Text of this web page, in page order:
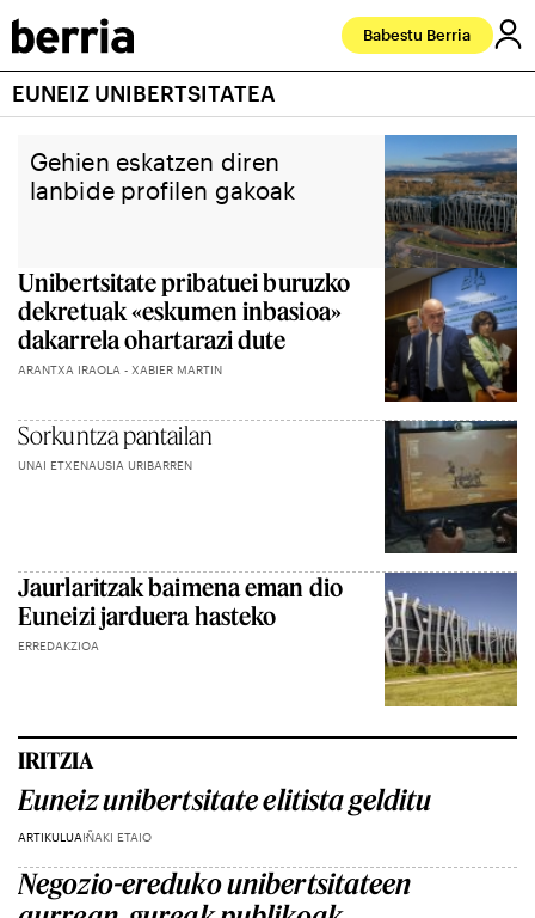
Babestu Berria
EUNEIZ UNIBERTSITATEA
Gehien eskatzen diren
lanbide profilen gakoak
Unibertsitate pribatuei buruzko
dekretuak «eskumen inbasioa»
dakarrela ohartarazi dute
ARANTXA IRAOLA - XABIER MARTIN
Sorkuntza pantailan
UNAI ETXENAUSIA URIBARREN
Jaurlaritzak baimena eman dio
Euneizi jarduera hasteko
ERREDAKZIOA
IRITZIA
Euneiz unibertsitate elitista gelditu
ARTIKULUAIÑAKI ETAIO
Negozio-ereduko unibertsitateen